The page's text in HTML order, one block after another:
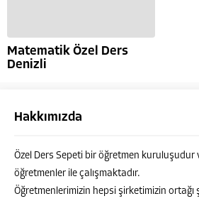
Matematik Özel Ders
Denizli
Hakkımızda
Özel Ders Sepeti bir öğretmen kuruluşudur
öğretmenler ile çalışmaktadır.
Öğretmenlerimizin hepsi şirketimizin ortağı